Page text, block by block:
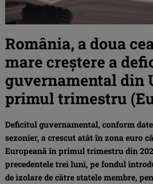
România, a doua
mare creştere a
guvernamental din
primul trimestru
Deficitul guvernamental, conform
sezonier, a crescut atât în zona euro
Europeană în primul trimestru din
precedentele trei luni, pe fondul
de izolare de către statele membre,